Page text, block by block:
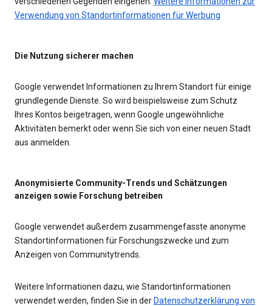
Verwendung von Standortinformationen für Werbung
Die Nutzung sicherer machen
Google verwendet Informationen zu Ihrem Standort für einige
grundlegende Dienste. So wird beispielsweise zum Schutz
Ihres Kontos beigetragen, wenn Google ungewöhnliche
Aktivitäten bemerkt oder wenn Sie sich von einer neuen Stadt
aus anmelden.
Anonymisierte Community-Trends und Schätzungen
anzeigen sowie Forschung betreiben
Google verwendet außerdem zusammengefasste anonyme
Standortinformationen für Forschungszwecke und zum
Anzeigen von Communitytrends.
Weitere Informationen dazu, wie Standortinformationen
verwendet werden, finden Sie in der Datenschutzerklärung von